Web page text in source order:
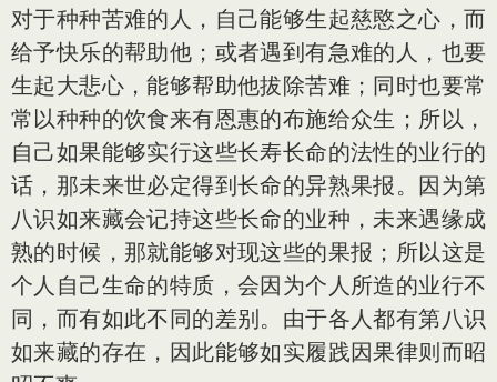
对于种种苦难的人，自己能够生起慈愍之心，而
给予快乐的帮助他；或者遇到有急难的人，也要
生起大悲心，能够帮助他拔除苦难；同时也要常
常以种种的饮食来有恩惠的布施给众生；所以，
自己如果能够实行这些长寿长命的法性的业行的
话，那未来世必定得到长命的异熟果报。因为第
八识如来藏会记持这些长命的业种，未来遇缘成
熟的时候，那就能够对现这些的果报；所以这是
个人自己生命的特质，会因为个人所造的业行不
同，而有如此不同的差别。由于各人都有第八识
如来藏的存在，因此能够如实履践因果律则而昭